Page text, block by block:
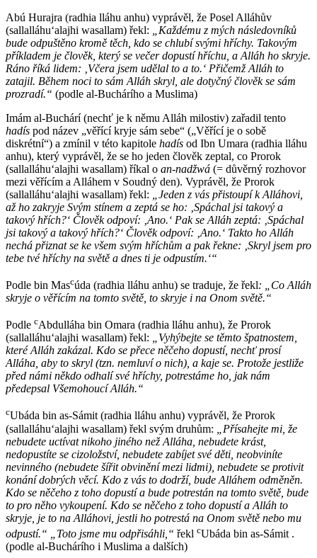
Abú Hurajra (radhia lláhu anhu) vyprávěl, že Posel Alláhův
(sallalláhuʻalajhi wasallam) řekl:
„Každému z mých následovníků
bude odpuštěno kromě těch, kdo se chlubí svými hříchy. Takovým
příkladem je člověk, který se večer dopustí hříchu, a Alláh ho skryje.
Ráno říká lidem: ‚Včera jsem udělal to a to.‘ Přičemž Alláh to
zatajil. Během noci to sám Alláh skryl, ale dotyčný člověk se sám
prozradí.“ (podle al-Buchárího a Muslima)
Imám al-Buchárí (nechť je k němu Alláh milostiv) zařadil tento
hadís pod název „věřící kryje sám sebe“ („Věřící je o sobě
diskrétní“) a zmínil v této kapitole hadís od Ibn Umara (radhia lláhu
anhu), který vyprávěl, že se ho jeden člověk zeptal, co Prorok
(sallalláhuʻalajhi wasallam) říkal o an-nadžwá (= důvěrný rozhovor
mezi věřícím a Alláhem v Soudný den). Vyprávěl, že Prorok
(sallalláhuʻalajhi wasallam) řekl:
„Jeden z vás přistoupí k Alláhovi,
až ho zakryje Svým stínem a zeptá se ho: ‚Spáchal jsi takový a
takový hřích?‘ Člověk odpoví: ‚Ano.‘ Pak se Alláh zeptá: ‚Spáchal
jsi takový a takový hřích?‘ Člověk odpoví: ‚Ano.‘ Takto ho Alláh
nechá přiznat se ke všem svým hříchům a pak řekne: ‚Skryl jsem pro
tebe tvé hříchy na světě a dnes ti je odpustím.‘“
Podle bin Mascúda (radhia lláhu anhu) se traduje, že řekl: „Co Alláh
skryje o věřícím na tomto světě, to skryje i na Onom světě.“
Podle cAbdulláha bin Omara (radhia lláhu anhu), že Prorok
(sallalláhuʻalajhi wasallam) řekl: „Vyhýbejte se těmto špatnostem,
které Alláh zakázal. Kdo se přece něčeho dopustí, nechť prosí
Alláha, aby to skryl (tzn. nemluví o nich), a kaje se. Protože jestliže
před námi někdo odhalí své hříchy, potrestáme ho, jak nám
předepsal Všemohoucí Alláh.“
cUbáda bin as-Sámit (radhia lláhu anhu) vyprávěl, že Prorok
(sallalláhuʻalajhi wasallam) řekl svým druhům:
„Přísahejte mi, že
nebudete uctívat nikoho jiného než Alláha, nebudete krást,
nedopustíte se cizoložství, nebudete zabíjet své děti, neobviníte
nevinného (nebudete šířit obvinění mezi lidmi), nebudete se protivit
konání dobrých věcí. Kdo z vás to dodrží, bude Alláhem odměněn.
Kdo se něčeho z toho dopustí a bude potrestán na tomto světě, bude
to pro něho vykoupení. Kdo se něčeho z toho dopustí a Alláh to
skryje, je to na Alláhovi, jestli ho potrestá na Onom světě nebo mu
odpustí.“ „Toto jsme mu odpřisáhli,“ řekl cUbáda bin as-Sámit .
(podle al-Buchárího i Muslima a dalších)